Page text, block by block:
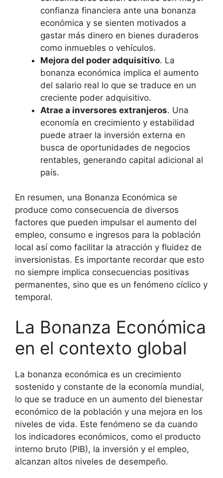
confianza financiera ante una bonanza
económica y se sienten motivados a
gastar más dinero en bienes duraderos
como inmuebles o vehículos.
Mejora del poder adquisitivo. La
bonanza económica implica el aumento
del salario real lo que se traduce en un
creciente poder adquisitivo.
Atrae a inversores extranjeros. Una
economía en crecimiento y estabilidad
puede atraer la inversión externa en
busca de oportunidades de negocios
rentables, generando capital adicional al
país.
En resumen, una Bonanza Económica se
produce como consecuencia de diversos
factores que pueden impulsar el aumento del
empleo, consumo e ingresos para la población
local así como facilitar la atracción y fluidez de
inversionistas. Es importante recordar que esto
no siempre implica consecuencias positivas
permanentes, sino que es un fenómeno cíclico y
temporal.
La Bonanza Económica
en el contexto global
La bonanza económica es un crecimiento
sostenido y constante de la economía mundial,
lo que se traduce en un aumento del bienestar
económico de la población y una mejora en los
niveles de vida. Este fenómeno se da cuando
los indicadores económicos, como el producto
interno bruto (PIB), la inversión y el empleo,
alcanzan altos niveles de desempeño.